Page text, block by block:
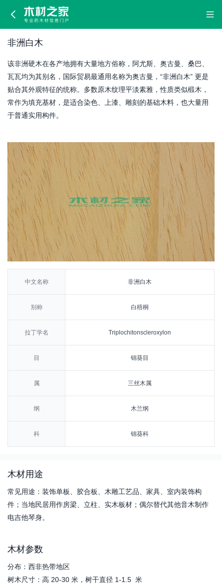
非
洲
木
非洲白木
该非洲硬木在各产地拥有大量地方俗称，阿尤斯、奥古曼、桑巴、
瓦瓦均为其别名，国际贸易最通用名称为奥古曼，“非洲白木” 更是
贴合其外观特征的统称。多数原木纹理平淡素雅，性质类似椴木，
常作为填充基材，是适合染色、上漆、雕刻的基础木料，也大量用
于普通实用构件。
中文名称 非洲白木
别称 白梧桐
拉丁学名 Triplochitonscleroxylon
目 锦葵目
属 三丝木属
纲 木兰纲
科 锦葵科
木材用途
常见用途：装饰单板、胶合板、木雕工艺品、家具、室内装饰构
件；当地民居用作房梁、立柱、实木板材；偶尔替代其他音木制作
电吉他琴身。
木材参数
分布：西非热带地区
树木尺寸：高 20-30 米，树干直径 1-1.5 米